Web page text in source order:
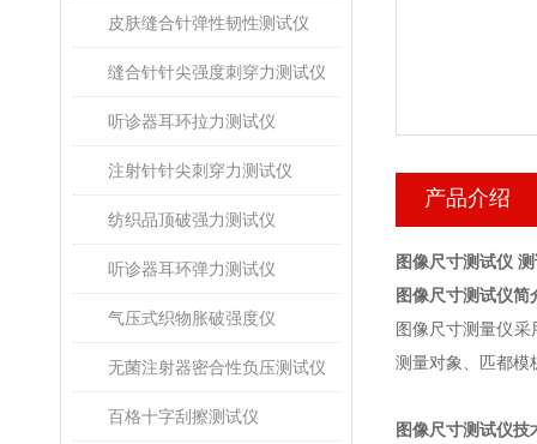
皮肤缝合针弹性韧性测试仪
缝合针针尖强度刺穿力测试仪
听诊器耳环拉力测试仪
注射针针尖刺穿力测试仪
纺织品顶破强力测试仪
听诊器耳环弹力测试仪
气压式织物胀破强度仪
无菌注射器密合性负压测试仪
百格十字刮擦测试仪
产品介绍
图像尺寸测试仪
图像尺寸测试仪简
图像尺寸测量仪
测量对象、匹都模
图像尺寸测试仪技